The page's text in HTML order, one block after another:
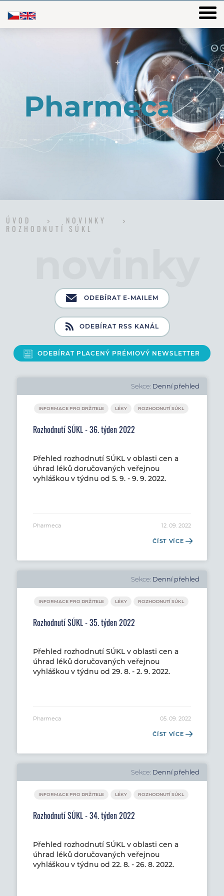
ÚVOD
NOVINKY
ROZHODNUTÍ SÚKL
ODEBÍRAT E-MAILEM
ODEBÍRAT RSS KANÁL
ODEBÍRAT PLACENÝ PRÉMIOVÝ NEWSLETTER
Sekce: Denní přehled
INFORMACE PRO DRŽITELE LÉKY ROZHODNUTÍ SÚKL
Rozhodnutí SÚKL - 36. týden 2022
Přehled rozhodnutí SÚKL v oblasti cen a
úhrad léků doručovaných veřejnou
vyhláškou v týdnu od 5. 9. - 9. 9. 2022.
Pharmeca 12. 09. 2022
ČÍST VÍCE
Sekce: Denní přehled
INFORMACE PRO DRŽITELE LÉKY ROZHODNUTÍ SÚKL
Rozhodnutí SÚKL - 35. týden 2022
Přehled rozhodnutí SÚKL v oblasti cen a
úhrad léků doručovaných veřejnou
vyhláškou v týdnu od 29. 8. - 2. 9. 2022.
Pharmeca 05. 09. 2022
ČÍST VÍCE
Sekce: Denní přehled
INFORMACE PRO DRŽITELE LÉKY ROZHODNUTÍ SÚKL
Rozhodnutí SÚKL - 34. týden 2022
Přehled rozhodnutí SÚKL v oblasti cen a
úhrad léků doručovaných veřejnou
vyhláškou v týdnu od 22. 8. - 26. 8. 2022.